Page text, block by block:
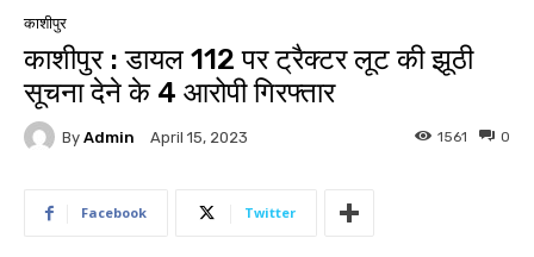
काशीपुर
काशीपुर : डायल 112 पर ट्रैक्टर लूट की झूठी
सूचना देने के 4 आरोपी गिरफ्तार
By Admin April 15, 2023 0
1561
Facebook Twitter